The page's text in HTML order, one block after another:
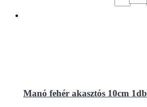
Manó fehér akasztós 10cm 1db